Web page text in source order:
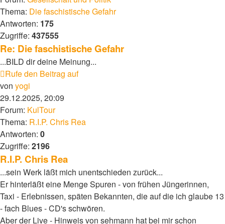
Thema: Die faschistische Gefahr
Antworten: 175
Zugriffe: 437555
Re: Die faschistische Gefahr
...BILD dir deine Meinung...
Rufe den Beitrag auf
von yogi
29.12.2025, 20:09
Forum: KulTour
Thema: R.I.P. Chris Rea
Antworten: 0
Zugriffe: 2196
R.I.P. Chris Rea
...sein Werk läßt mich unentschieden zurück...
Er hinterläßt eine Menge Spuren - von frühen Jüngerinnen,
Taxi - Erlebnissen, späten Bekannten, die auf die ich glaube 13
- fach Blues - CD's schwören.
Aber der Live - Hinweis von sehmann hat bei mir schon